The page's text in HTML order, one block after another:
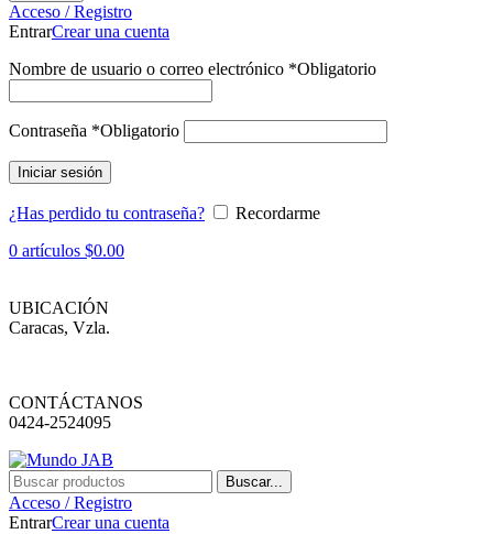
Acceso / Registro
EntrarCrear una cuenta
Nombre de usuario o correo electrónico *Obligatorio
Contraseña *Obligatorio
Iniciar sesión
¿Has perdido tu contraseña?
Recordarme
0 artículos $0.00
UBICACIÓN
Caracas, Vzla.
CONTÁCTANOS
0424-2524095
Buscar...
Acceso / Registro
EntrarCrear una cuenta